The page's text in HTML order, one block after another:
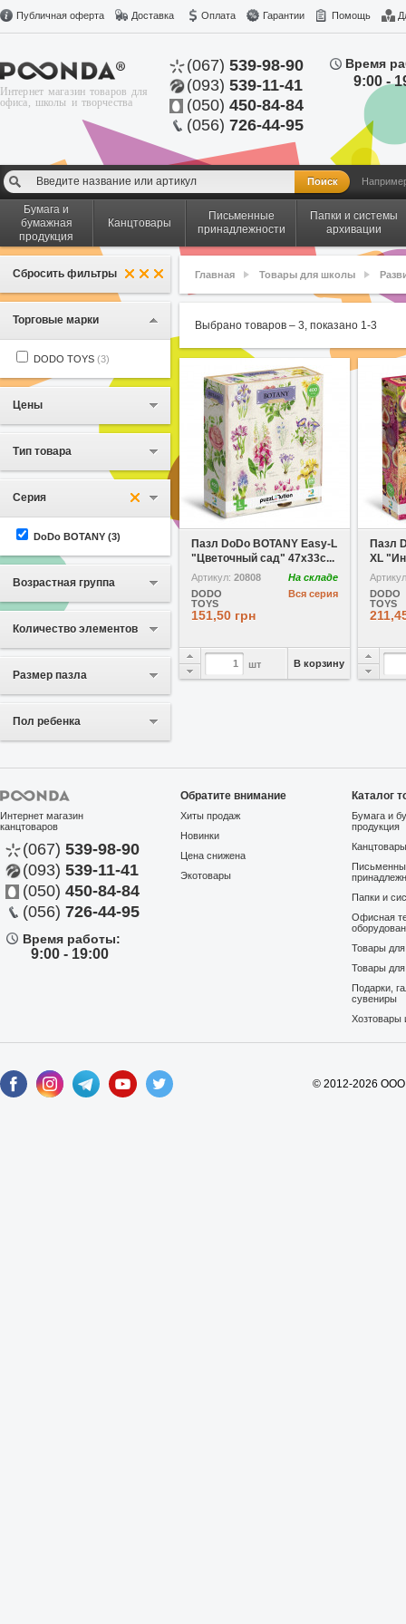
Публичная оферта Доставка Оплата Гарантии Помощь
Интернет магазин товаров для
офиса, школы и творчества
(067) 539-98-90
(093) 539-11-41
(050) 450-84-84
(056) 726-44-95
Время
9:00 -
Бумага и
бумажная
продукция
Канцтовары
Письменные
принадлежности
Папки и системы
архивации
Сбросить фильтры
Торговые марки
DODO TOYS (3)
Цены
Тип товара
Серия
DoDo BOTANY (3)
Возрастная группа
Количество элементов
Размер пазла
Пол ребенка
Главная Товары для школы
Выбрано товаров – 3, показано 1-3
В избранное
Пазл DoDo BOTANY Easy-L
"Цветочный сад" 47х33с...
Артикул: 20808
На складе
Вся серия
DODO
TOYS
151,50 грн
шт В корзину
В
Пазл
XL
DODO
TOYS
Интернет магазин
канцтоваров
(067) 539-98-90
(093) 539-11-41
(050) 450-84-84
(056) 726-44-95
Время работы:
9:00 - 19:00
Обратите внимание
Хиты продаж
Новинки
Цена снижена
Экотовары
Каталог
Бумага и
продукция
Папки и
Офисная
Товары
Товары
Подарки,
сувениры
Хозтовары
© 2012-2026